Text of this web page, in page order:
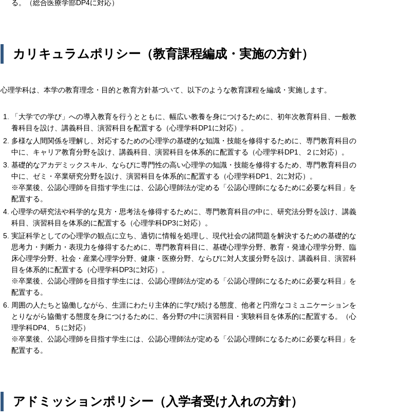
る。（総合医療学部DP4に対応）
カリキュラムポリシー（教育課程編成・実施の方針）
心理学科は、本学の教育理念・目的と教育方針基づいて、以下のような教育課程を編成・実施します。
「大学での学び」への導入教育を行うとともに、幅広い教養を身につけるために、初年次教育科目、一般教
養科目を設け、講義科目、演習科目を配置する（心理学科DP1に対応）。
多様な人間関係を理解し、対応するための心理学の基礎的な知識・技能を修得するために、専門教育科目の
中に、キャリア教育分野を設け、講義科目、演習科目を体系的に配置する（心理学科DP1、２に対応）。
基礎的なアカデミックスキル、ならびに専門性の高い心理学の知識・技能を修得するため、専門教育科目の
中に、ゼミ・卒業研究分野を設け、演習科目を体系的に配置する（心理学科DP1、2に対応）。
※卒業後、公認心理師を目指す学生には、公認心理師法が定める「公認心理師になるために必要な科目」を
配置する。
心理学の研究法や科学的な見方・思考法を修得するために、専門教育科目の中に、研究法分野を設け、講義
科目、演習科目を体系的に配置する（心理学科DP3に対応）。
実証科学としての心理学の観点に立ち、適切に情報を処理し、現代社会の諸問題を解決するための基礎的な
思考力・判断力・表現力を修得するために、専門教育科目に、基礎心理学分野、教育・発達心理学分野、臨
床心理学分野、社会・産業心理学分野、健康・医療分野、ならびに対人支援分野を設け、講義科目、演習科
目を体系的に配置する（心理学科DP3に対応）。
※卒業後、公認心理師を目指す学生には、公認心理師法が定める「公認心理師になるために必要な科目」を
配置する。
周囲の人たちと協働しながら、生涯にわたり主体的に学び続ける態度、他者と円滑なコミュニケーションを
とりながら協働する態度を身につけるために、各分野の中に演習科目・実験科目を体系的に配置する。（心
理学科DP4、５に対応）
※卒業後、公認心理師を目指す学生には、公認心理師法が定める「公認心理師になるために必要な科目」を
配置する。
アドミッションポリシー（入学者受け入れの方針）